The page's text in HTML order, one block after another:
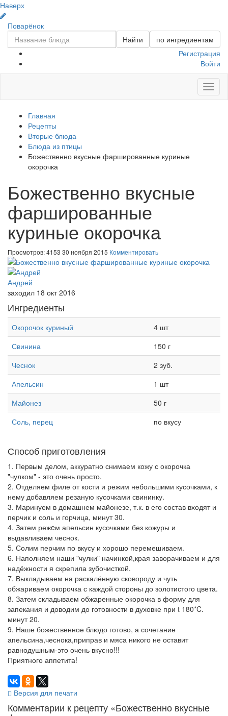
Наверх
Поварёнок
Найти
по ингредиентам
Регистрация
Войти
Главная
Рецепты
Вторые блюда
Блюда из птицы
Божественно вкусные фаршированные куриные
окорочка
Божественно вкусные
фаршированные
куриные окорочка
Просмотров: 4153 30 ноября 2015 Комментировать
Андрей
заходил 18 окт 2016
Ингредиенты
Окорочок куриный
4 шт
Свинина
150 г
Чеснок
2 зуб.
Апельсин
1 шт
Майонез
50 г
Соль, перец
по вкусу
Способ приготовления
1. Первым делом, аккуратно снимаем кожу с окорочка
"чулком" - это очень просто.
2. Отделяем филе от кости и режим небольшими кусочками, к
нему добавляем резаную кусочками свининку.
3. Маринуем в домашнем майонезе, т.к. в его состав входят и
перчик и соль и горчица, минут 30.
4. Затем режeм апельсин кусочками без кожуры и
выдавливаем чеснок.
5. Солим перчим по вкусу и хорошо перемешиваем.
6. Наполняем наши "чулки" начинкой,края заворачиваем и для
надёжности я скрепила зубочисткой.
7. Выкладываем на раскалённую сковороду и чуть
обжариваем окорочка с каждой стороны до золотистого цвета.
8. Затем складываем обжаренные окорочка в форму для
запекания и доводим до готовности в духовке при t 180*C.
минут 20.
9. Наше божественное блюдо готово, а сочетание
апельсина,чеснока,приправ и мяса никого не оставит
равнодушным-это очень вкусно!!!
Приятного аппетита!
Версия для печати
Комментарии к рецепту «Божественно вкусные